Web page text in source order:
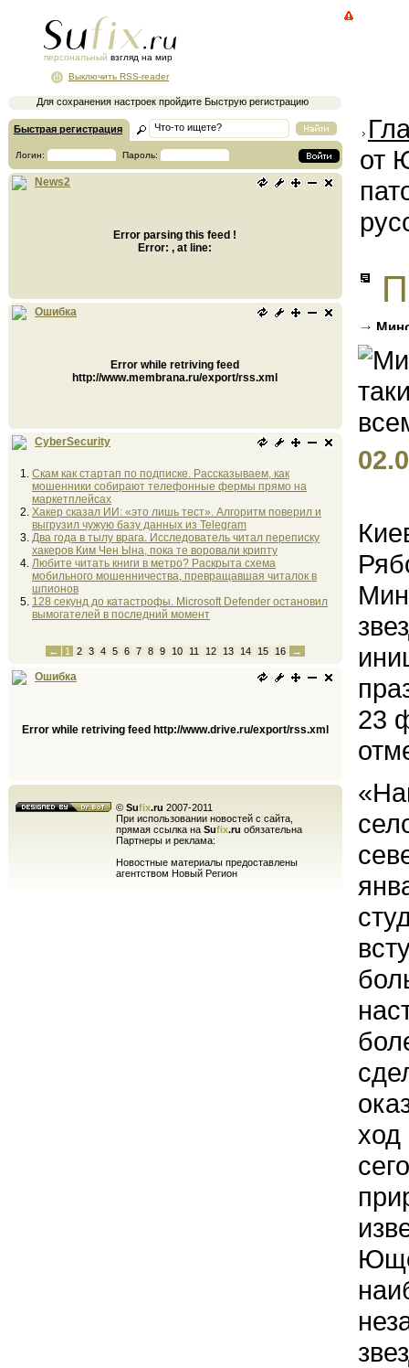
персональный взгляд на мир
Для сохранения настроек пройдите Быструю регистрацию
Выключить RSS-reader
Быстрая регистрация
Логин: Пароль:
News2
Error parsing this feed !
Error: , at line:
Ошибка
Error while retriving feed
http://www.membrana.ru/export/rss.xml
CyberSecurity
Скам как стартап по подписке. Рассказываем, как
мошенники собирают телефонные фермы прямо на
маркетплейсах
Хакер сказал ИИ: «это лишь тест». Алгоритм поверил и
выгрузил чужую базу данных из Telegram
Два года в тылу врага. Исследователь читал переписку
хакеров Ким Чен Ына, пока те воровали крипту
Любите читать книги в метро? Раскрыта схема
мобильного мошенничества, превращавшая читалок в
шпионов
128 секунд до катастрофы. Microsoft Defender остановил
вымогателей в последний момент
← 1 2 3 4 5 6 7 8 9 10 11 12 13 14 15 16 →
Ошибка
Error while retriving feed http://www.drive.ru/export/rss.xml
© Sufix.ru 2007-2011
При использовании новостей с сайта,
прямая ссылка на Sufix.ru обязательна
Партнеры и реклама:
Новостные материалы предоставлены
агентством Новый Регион
от
23
ход